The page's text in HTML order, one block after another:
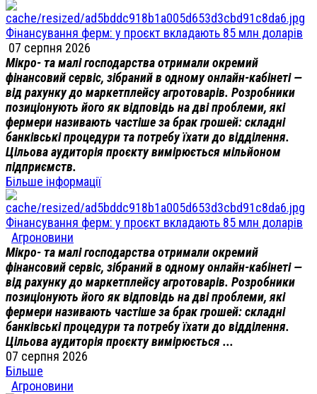
Фінансування ферм: у проєкт вкладають 85 млн доларів
07 серпня 2026
Мікро- та малі господарства отримали окремий
фінансовий сервіс, зібраний в одному онлайн-кабінеті —
від рахунку до маркетплейсу агротоварів. Розробники
позиціонують його як відповідь на дві проблеми, які
фермери називають частіше за брак грошей: складні
банківські процедури та потребу їхати до відділення.
Цільова аудиторія проєкту вимірюється мільйоном
підприємств.
Більше інформації
Фінансування ферм: у проєкт вкладають 85 млн доларів
Агроновини
Мікро- та малі господарства отримали окремий
фінансовий сервіс, зібраний в одному онлайн-кабінеті —
від рахунку до маркетплейсу агротоварів. Розробники
позиціонують його як відповідь на дві проблеми, які
фермери називають частіше за брак грошей: складні
банківські процедури та потребу їхати до відділення.
Цільова аудиторія проєкту вимірюється ...
07 серпня 2026
Більше
Агроновини